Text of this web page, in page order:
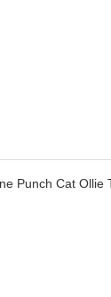
Punch Cat Ollie